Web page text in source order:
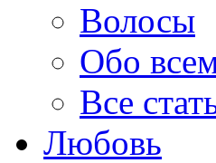
Волосы
Обо
Все
Любовь